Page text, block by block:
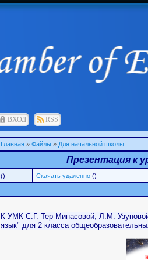
ВХОД RSS
Главная » Файлы » Для начальной школы
Презентация к
() Скачать удаленно ()
К УМК С.Г. Тер-Минасовой, Л.М.
язык" для 2 класса